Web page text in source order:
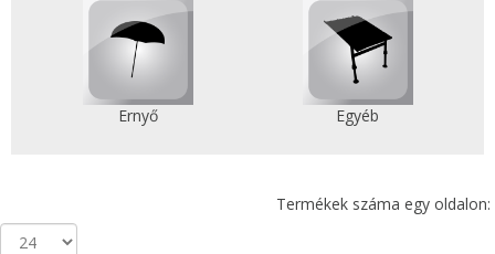
Ernyő Egyéb
Termékek száma egy oldalon: